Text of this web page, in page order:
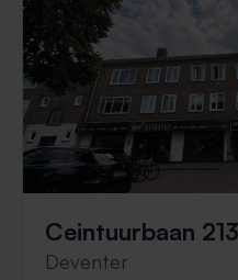
Ceintuurbaan 213
Deventer